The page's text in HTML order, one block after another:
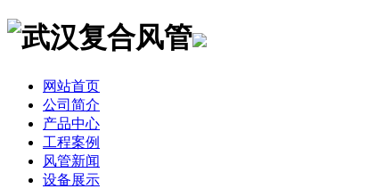
网站首页
公司简介
产品中心
工程案例
风管新闻
设备展示